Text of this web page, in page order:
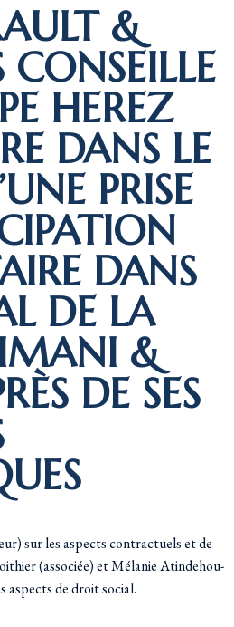
&
CONSEILLE
HEREZ
DANS LE
PRISE
DANS
DE LA
IMANI &
DE SES
sur les aspects contractuels et de
(associée) et Mélanie Atindehou-
de droit social.